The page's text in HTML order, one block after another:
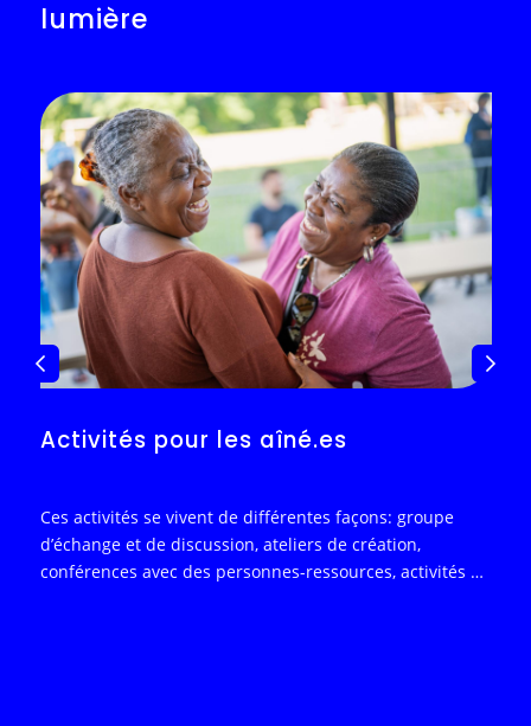
lumière
Activités pour les aîné.es
Ces activités se vivent de différentes façons: groupe
d’échange et de discussion, ateliers de création,
conférences avec des personnes-ressources, activités et